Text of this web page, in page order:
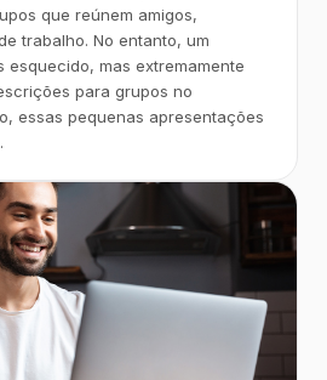
que reúnem amigos,
trabalho. No entanto, um
esquecido, mas extremamente
para grupos no
essas pequenas apresentações